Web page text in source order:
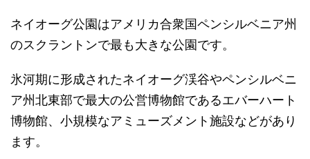
ネイオーグ公園はアメリカ合衆国ペンシルベニア州
のスクラントンで最も大きな公園です。
氷河期に形成されたネイオーグ渓谷やペンシルベニ
ア州北東部で最大の公営博物館であるエバーハート
博物館、小規模なアミューズメント施設などがあり
ます。